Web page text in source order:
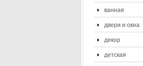
ванная
двери и окна
декор
детская